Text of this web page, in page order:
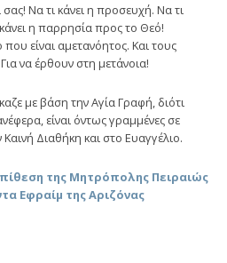
σας! Να τι κάνει η προσευχή. Να τι
η παρρησία προς το Θεό!
είναι αμετανόητος. Και τους
να έρθουν στη μετάνοια!
με βάση την Αγία Γραφή, διότι
είναι όντως γραμμένες σε
Διαθήκη και στο Ευαγγέλιο.
της Μητρόπολης Πειραιώς
Εφραίμ της Αριζόνας